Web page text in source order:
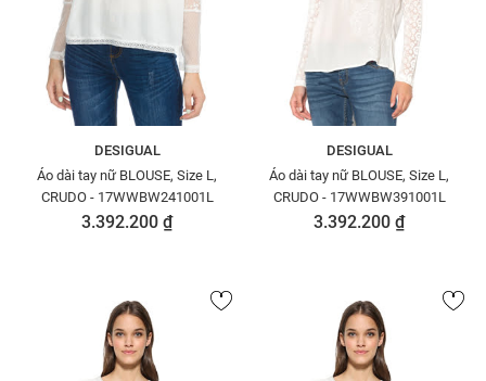
DESIGUAL
Áo dài tay nữ BLOUSE, Size L,
CRUDO - 17WWBW241001L
3.392.200 ₫
DESIGUAL
Áo dài tay nữ BLOUSE, Size L,
CRUDO - 17WWBW391001L
3.392.200 ₫